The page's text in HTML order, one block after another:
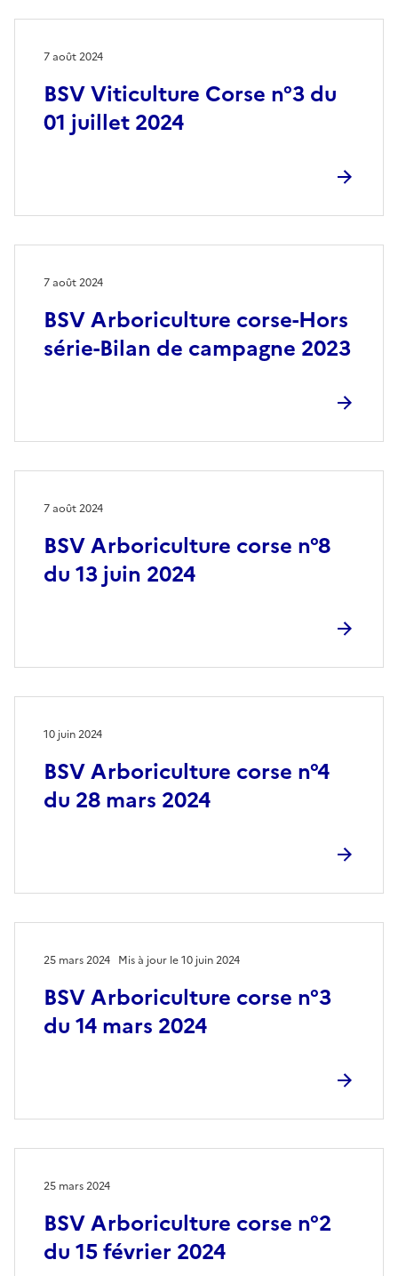
BSV Viticulture Corse n°3 du
01 juillet 2024
7 août 2024
BSV Arboriculture corse-Hors
série-Bilan de campagne 2023
7 août 2024
BSV Arboriculture corse n°8
du 13 juin 2024
7 août 2024
BSV Arboriculture corse n°4
du 28 mars 2024
10 juin 2024
BSV Arboriculture corse n°3
du 14 mars 2024
25 mars 2024 Mis à jour le 10 juin 2024
BSV Arboriculture corse n°2
du 15 février 2024
25 mars 2024